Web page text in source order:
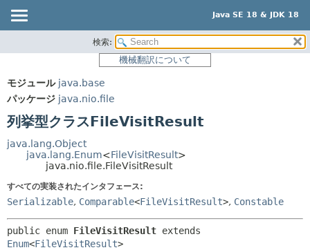
Java SE 18 & JDK 18
パッケージ
使用
ツリー
プレビュー
索引
サマリー:
ネスト済
メソッド
詳細:
フィールド
メソッド
検索:
機械翻訳について
モジュール java.base
パッケージ java.nio.file
列挙型クラスFileVisitResult
java.lang.Object
java.lang.Enum<FileVisitResult>
java.nio.file.FileVisitResult
すべての実装されたインタフェース:
Serializable, Comparable<FileVisitResult>, Constable
public enum FileVisitResult
Enum<FileVisitResult>